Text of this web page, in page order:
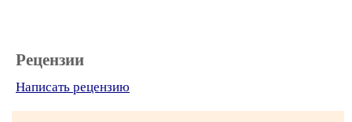
Рецензии
Написать рецензию